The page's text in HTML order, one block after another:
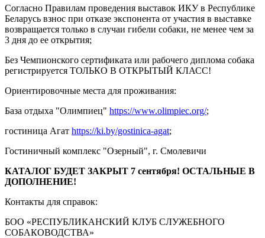
Согласно Правилам проведения выставок ИКУ в Республике
Беларусь взнос при отказе экспонента от участия в выставке
возвращается только в случаи гибели собаки, не менее чем за
3 дня до ее открытия;
Без Чемпионского сертификата или рабочего диплома собака
регистрируется ТОЛЬКО В ОТКРЫТЫЙ КЛАСС!
Ориентировочные места для проживания:
База отдыха "Олимпиец" https://www.olimpiec.org/;
гостиница Агат https://ki.by/gostinica-agat;
Гостиничный комплекс "Озерный", г. Смолевичи
КАТАЛОГ БУДЕТ ЗАКРЫТ 7 сентября! ОСТАЛЬНЫЕ В
ДОПОЛНЕНИЕ!
Контакты для справок:
БОО «РЕСПУБЛИКАНСКИЙ КЛУБ СЛУЖЕБНОГО
СОБАКОВОДСТВА»